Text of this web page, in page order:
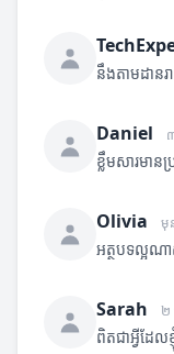
នឹងតាមដាន
Daniel
ខ្លឹមសារមា
Olivia មុ
អត្ថបទល្អណ
Sarah ២
ពិតជាអ្វីដែល